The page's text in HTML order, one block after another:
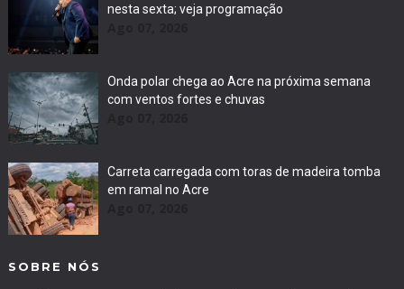
nesta sexta; veja programação
Onda polar chega ao Acre na próxima semana
com ventos fortes e chuvas
Carreta carregada com toras de madeira tomba
em ramal no Acre
SOBRE NÓS